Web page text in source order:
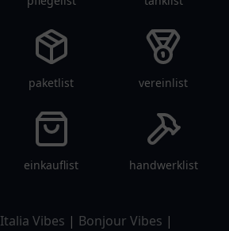
paketlist vereinlist
einkauflist handwerklist
Italia Vibes | Bonjour Vibes |